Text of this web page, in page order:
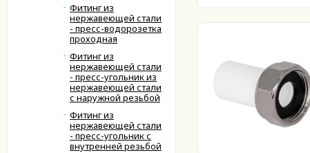
Фитинг из
нержавеющей стали
- пресс-водорозетка
проходная
Фитинг из
нержавеющей стали
- пресс-угольник из
нержавеющей стали
с наружной резьбой
Фитинг из
нержавеющей стали
- пресс-угольник с
внутренней резьбой